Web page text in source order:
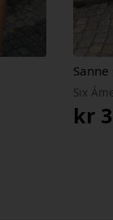
Six
kr